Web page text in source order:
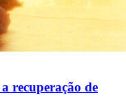
recuperação de